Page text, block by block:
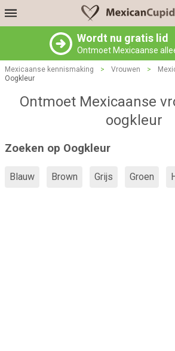
Wordt nu gratis lid
Ontmoet Mexicaanse
Mexicaanse kennismaking > Vrouwen >
Oogkleur
Ontmoet Mexicaanse
oogkleur
Zoeken op Oogkleur
Blauw Brown Grijs Groen